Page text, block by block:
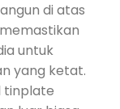
di atas
untuk
yang ketat.
tinplate